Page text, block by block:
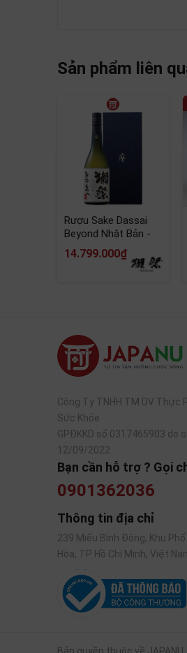
Giới Thiệu Rượu
Được sản xuất bởi
1596. Trải qua chiều
chất lượng rượu sake
Sản phẩm liên
Rượu Sake Dassai
Beyond Nhật Bản -
Chai 720ml
14.799.000₫
Công Ty TNHH TM DV Thực
Sức Khỏe
GPĐKKD số 0317465903 do
12/09/2022
Bạn cần hỗ trợ ? Gọi
0901362036
Thông tin địa chỉ
239 Miếu Bình Đông, Khu
Hòa, TP Hồ Chí Minh, Việt